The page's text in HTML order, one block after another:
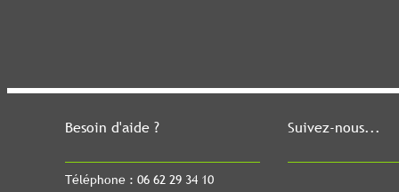
Besoin d'aide ?
Téléphone : 06 62 29 34 10
Suivez-nous...